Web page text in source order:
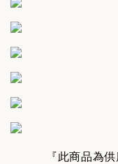
『此商品為